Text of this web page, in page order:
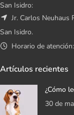
San Isidro:
Jr. Carlos Neuhaus
San Isidro.
Horario de
Artículos recientes
¿Cómo
30 de